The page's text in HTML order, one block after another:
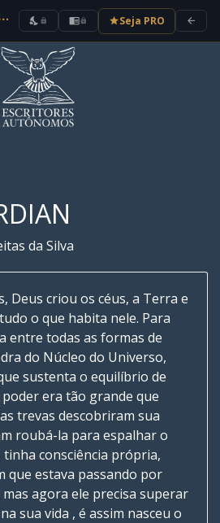
AUTÔNOMOS nights_stay lock chrome_reader_modelock starSeja PRO arrow_back
da Silva
Deus criou os céus, a Terra e
o que habita nele. Para
entre todas as formas de
do Núcleo do Universo,
sustenta o equilíbrio de
era tão grande que
trevas descobriram sua
roubá-la para espalhar o
tinha consciência própria,
que estava passando por
agora ele precisa superar
sua vida , é assim nasceu o